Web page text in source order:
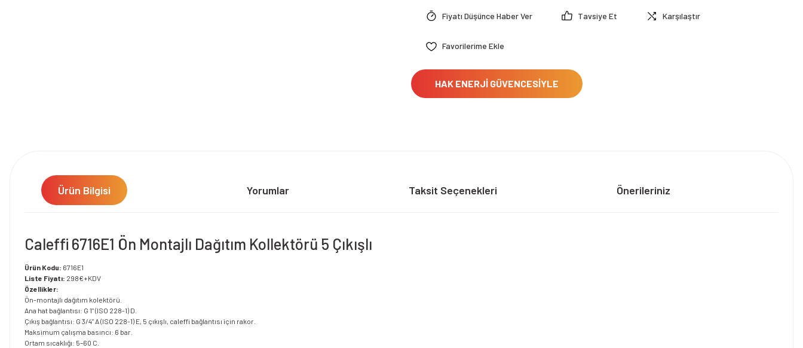
Fiyatı Düşünce Haber Ver Tavsiye Et Karşılaştır
HAK ENERJİ GÜVENCESİYLE
Ürün Bilgisi Yorumlar Taksit Seçenekleri Önerileriniz
Caleffi 6716E1 Ön Montajlı Dağıtım Kollektörü 5 Çıkışlı
Ürün Kodu: 6716E1
Liste Fiyatı: 298€+KDV
Özellikler:
Ön-montajlı dağıtım kolektörü.
Ana hat bağlantısı: G 1" (ISO 228-1) D.
Çıkış bağlantısı: G 3/4" A (ISO 228-1) E, 5 çıkışlı, caleffi bağlantısı için rakor.
Maksimum çalışma basıncı: 6 bar.
Ortam sıcaklığı: 5–60 C.